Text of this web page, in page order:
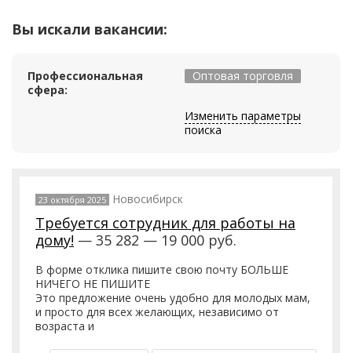
Вы искали вакансии:
Профессиональная
сфера:
Оптовая торговля
Изменить параметры
поиска
23 октября 2025 Новосибирск
Требуется сотрудник для работы на
дому! — 35 282 — 19 000 руб.
В форме отклика пишите свою почту БОЛЬШЕ
НИЧЕГО НЕ ПИШИТЕ
Это предложение очень удобно для молодых мам,
и просто для всех желающих, независимо от
возраста и